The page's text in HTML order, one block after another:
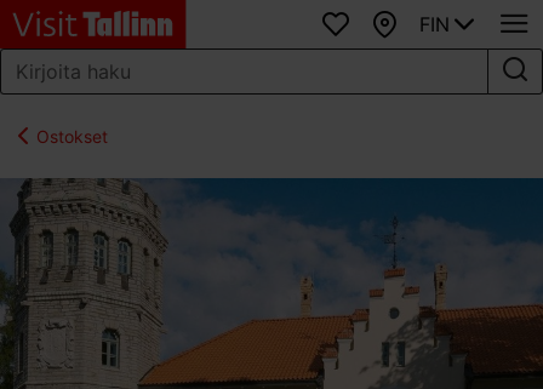
SuosikitKartta
FIN
Ostokset